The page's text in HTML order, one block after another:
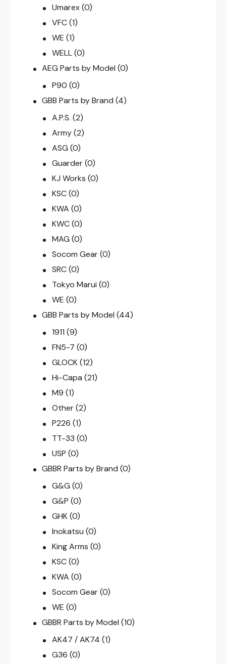
Umarex (0)
VFC (1)
WE (1)
WELL (0)
AEG Parts by Model (0)
P90 (0)
GBB Parts by Brand (4)
A.P.S. (2)
Army (2)
ASG (0)
Guarder (0)
KJ Works (0)
KSC (0)
KWA (0)
KWC (0)
MAG (0)
Socom Gear (0)
SRC (0)
Tokyo Marui (0)
WE (0)
GBB Parts by Model (44)
1911 (9)
FN5-7 (0)
GLOCK (12)
Hi-Capa (21)
M9 (1)
Other (2)
P226 (1)
TT-33 (0)
USP (0)
GBBR Parts by Brand (0)
G&G (0)
G&P (0)
GHK (0)
Inokatsu (0)
King Arms (0)
KSC (0)
KWA (0)
Socom Gear (0)
WE (0)
GBBR Parts by Model (10)
AK47 / AK74 (1)
G36 (0)